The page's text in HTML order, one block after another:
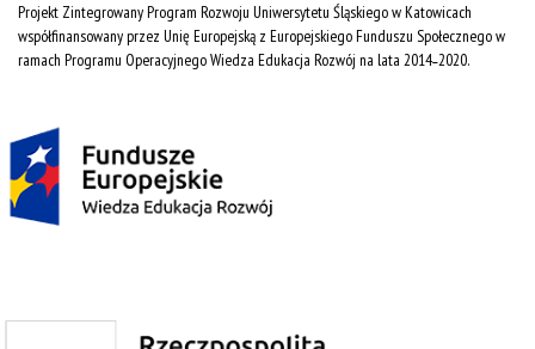
Projekt Zintegrowany Program Rozwoju Uniwersytetu Śląskiego w Katowicach
współfinansowany przez Unię Europejską z Europejskiego Funduszu Społecznego w
ramach Programu Operacyjnego Wiedza Edukacja Rozwój na lata 2014˗2020.